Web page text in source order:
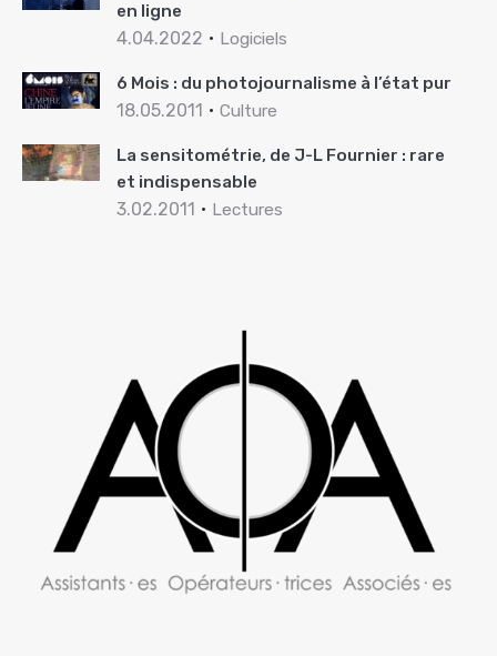
en ligne
4.04.2022 Logiciels
6 Mois : du photojournalisme à l’état pur
18.05.2011 Culture
La sensitométrie, de J-L Fournier : rare
et indispensable
3.02.2011 Lectures